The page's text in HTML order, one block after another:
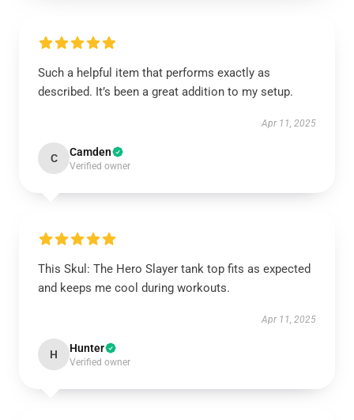
Such a helpful item that performs exactly as
described. It’s been a great addition to my setup.
Apr 11, 2025
C Camden
Verified owner
This Skul: The Hero Slayer tank top fits as expected
and keeps me cool during workouts.
Apr 11, 2025
H Hunter
Verified owner